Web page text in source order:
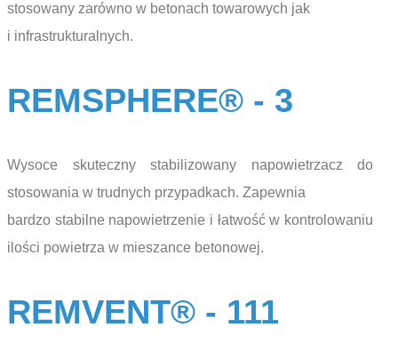
stosowany zarówno w betonach towarowych jak
i infrastrukturalnych.
REMSPHERE® - 3
Wysoce skuteczny stabilizowany napowietrzacz do
stosowania w trudnych przypadkach. Zapewnia
bardzo stabilne napowietrzenie i łatwość w kontrolowaniu
ilości powietrza w mieszance betonowej.
REMVENT® - 111